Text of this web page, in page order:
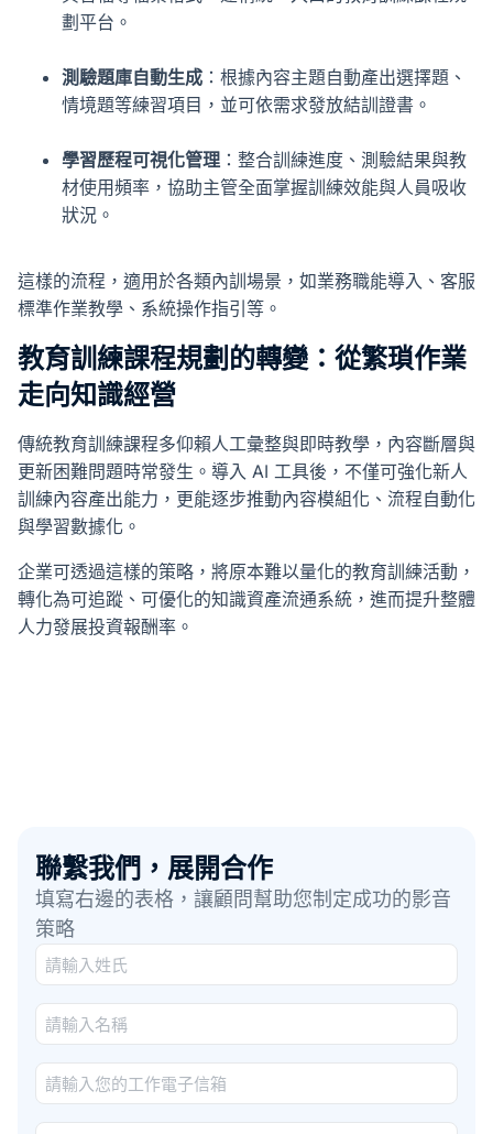
劃平台。
測驗題庫自動生成 ：根據內容主題自動產出選擇題、
情境題等練習項目，並可依需求發放結訓證書。
學習歷程可視化管理 ：整合訓練進度、測驗結果與教
材使用頻率，協助主管全面掌握訓練效能與人員吸收
狀況。
這樣的流程，適用於各類內訓場景，如業務職能導入、客服
標準作業教學、系統操作指引等。
教育訓練課程規劃的轉變：從繁瑣作業
走向知識經營
傳統教育訓練課程多仰賴人工彙整與即時教學，內容斷層與
更新困難問題時常發生。導入 AI 工具後，不僅可強化新人
訓練內容產出能力，更能逐步推動內容模組化、流程自動化
與學習數據化。
企業可透過這樣的策略，將原本難以量化的教育訓練活動，
轉化為可追蹤、可優化的知識資產流通系統，進而提升整體
人力發展投資報酬率。
聯繫我們，展開合作
填寫右邊的表格，讓顧問幫助您制定成功的影音
策略